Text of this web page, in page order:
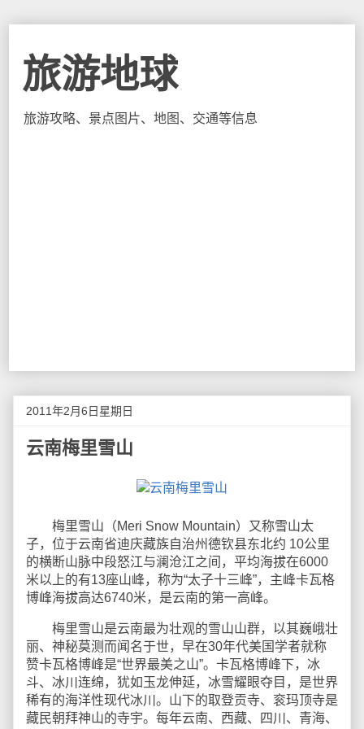
旅游地球
旅游攻略、景点图片、地图、交通等信息
2011年2月6日星期日
云南梅里雪山
梅里雪山（Meri Snow Mountain）又称雪山太
子，位于云南省迪庆藏族自治州德钦县东北约 10公里
的横断山脉中段怒江与澜沧江之间，平均海拔在6000
米以上的有13座山峰，称为“太子十三峰”，主峰卡瓦格
博峰海拔高达6740米，是云南的第一高峰。
梅里雪山是云南最为壮观的雪山山群，以其巍峨壮
丽、神秘莫测而闻名于世，早在30年代美国学者就称
赞卡瓦格博峰是“世界最美之山”。卡瓦格博峰下，冰
斗、冰川连绵，犹如玉龙伸延，冰雪耀眼夺目，是世界
稀有的海洋性现代冰川。山下的取登贡寺、衮玛顶寺是
藏民朝拜神山的寺宇。每年云南、西藏、四川、青海、